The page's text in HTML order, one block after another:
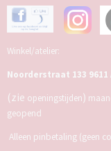
Winkel/atelier:
Noorderstraat 133 9611
(zie openingstijden)
geopend
Alleen pinbetaling (geen